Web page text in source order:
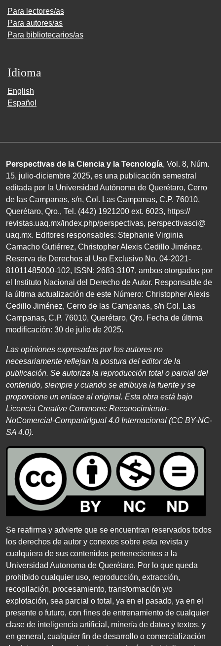
Para lectores/as
Para autores/as
Para bibliotecarios/as
Idioma
English
Español
Perspectivas de la Ciencia y la Tecnología, Vol. 8, Núm.
15, julio-diciembre 2025, es una publicación semestral
editada por la Universidad Autónoma de Querétaro, Cerro
de las Campanas, s/n, Col. Las Campanas, C.P. 76010,
Querétaro, Qro., Tel. (442) 1921200 ext. 6023, https://
revistas.uaq.mx/index.php/perspectivas, perspectivasci@
uaq.mx. Editores responsables: Stephanie Virginia
Camacho Gutiérrez, Christopher Alexis Cedillo Jiménez.
Reserva de Derechos al Uso Exclusivo No. 04-2021-
81011485000-102, ISSN: 2683-3107, ambos otorgados por
el Instituto Nacional del Derecho de Autor. Responsable de
la última actualización de este Número: Christopher Alexis
Cedillo Jiménez, Cerro de las Campanas, s/n Col. Las
Campanas, C.P. 76010, Querétaro, Qro. Fecha de última
modificación: 30 de julio de 2025.
Las opiniones expresadas por los autores no
necesariamente reflejan la postura del editor de la
publicación. Se autoriza la reproducción total o parcial del
contenido, siempre y cuando se atribuya la fuente y se
proporcione un enlace al original. Esta obra está bajo
Licencia Creative Commons: Reconocimiento-
NoComercial-CompartirIgual 4.0 Internacional (CC BY-NC-
SA 4.0).
Se reafirma y advierte que se encuentran reservados todos
los derechos de autor y conexos sobre esta revista y
cualquiera de sus contenidos pertenecientes a la
Universidad Autonoma de Querétaro. Por lo que queda
prohibido cualquier uso, reproducción, extracción,
recopilación, procesamiento, transformación y/o
explotación, sea parcial o total, ya en el pasado, ya en el
presente o futuro, con fines de entrenamiento de cualquier
clase de inteligencia artificial, minería de datos y textos, y
en general, cualquier fin de desarrollo o comercialización